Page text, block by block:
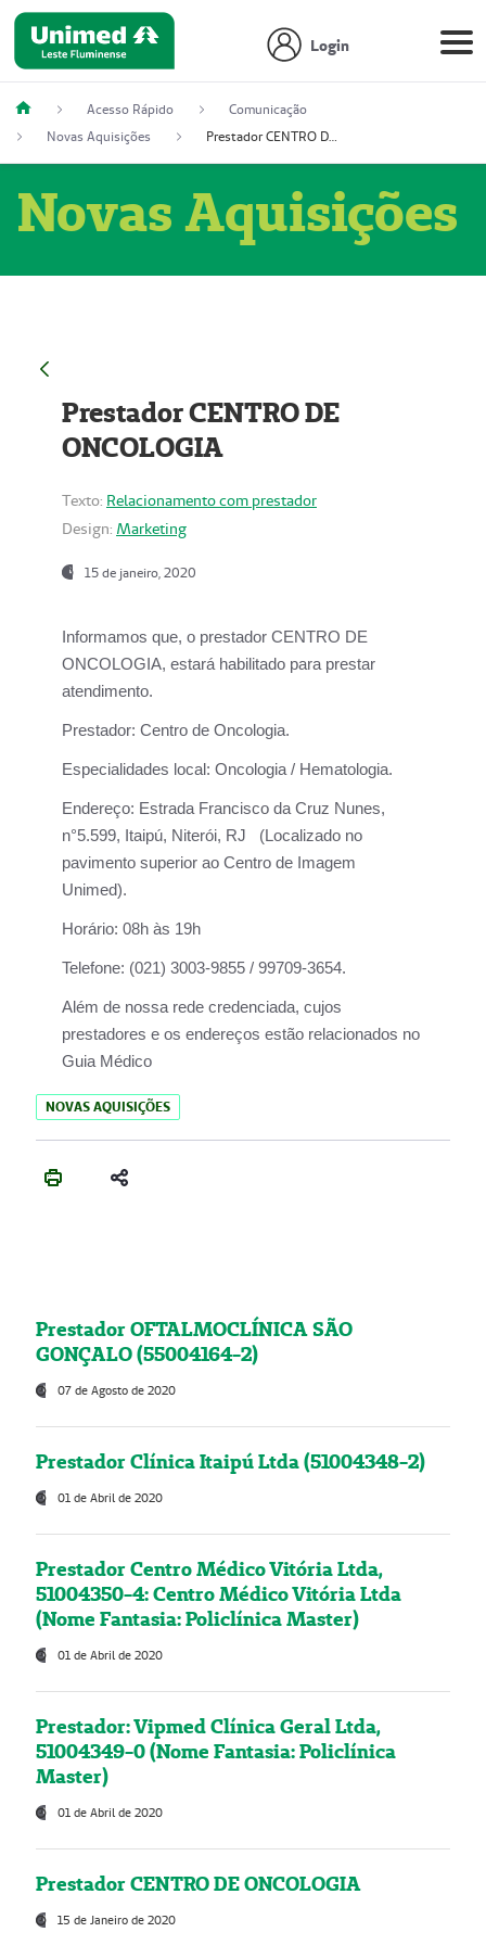
Login
Acesso Rápido
Comunicação
Novas Aquisições
Prestador CENTRO DE ONCOLOGIA
Novas Aquisições
Prestador CENTRO DE
ONCOLOGIA
Texto: Relacionamento com prestador
Design: Marketing
15 de janeiro, 2020
Informamos que, o prestador CENTRO DE
ONCOLOGIA, estará habilitado para prestar
atendimento.
Prestador: Centro de Oncologia.
Especialidades local: Oncologia / Hematologia.
Endereço: Estrada Francisco da Cruz Nunes,
n°5.599, Itaipú, Niterói, RJ (Localizado no
pavimento superior ao Centro de Imagem
Unimed).
Horário: 08h às 19h
Telefone: (021) 3003-9855 / 99709-3654.
Além de nossa rede credenciada, cujos
prestadores e os endereços estão relacionados no
Guia Médico
NOVAS AQUISIÇÕES
Prestador OFTALMOCLÍNICA SÃO
GONÇALO (55004164-2)
07 de Agosto de 2020
Prestador Clínica Itaipú Ltda (51004348-2)
01 de Abril de 2020
Prestador Centro Médico Vitória Ltda,
51004350-4: Centro Médico Vitória Ltda
(Nome Fantasia: Policlínica Master)
01 de Abril de 2020
Prestador: Vipmed Clínica Geral Ltda,
51004349-0 (Nome Fantasia: Policlínica
Master)
01 de Abril de 2020
Prestador CENTRO DE ONCOLOGIA
15 de Janeiro de 2020